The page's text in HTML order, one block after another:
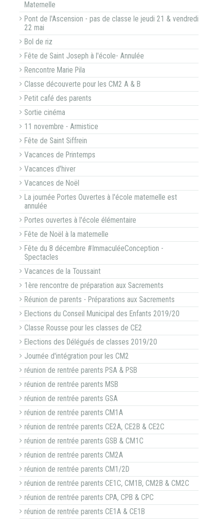
Maternelle
Pont de l'Ascension - pas de classe le jeudi 21 & vendredi
22 mai
Bol de riz
Fête de Saint Joseph à l'école- Annulée
Rencontre Marie Pila
Classe découverte pour les CM2 A & B
Petit café des parents
Sortie cinéma
11 novembre - Armistice
Fête de Saint Siffrein
Vacances de Printemps
Vacances d'hiver
Vacances de Noël
La journée Portes Ouvertes à l'école maternelle est
annulée
Portes ouvertes à l'école élémentaire
Fête de Noël à la maternelle
Fête du 8 décembre #ImmaculéeConception -
Spectacles
Vacances de la Toussaint
1ère rencontre de préparation aux Sacrements
Réunion de parents - Préparations aux Sacrements
Elections du Conseil Municipal des Enfants 2019/20
Classe Rousse pour les classes de CE2
Elections des Délégués de classes 2019/20
Journée d'intégration pour les CM2
réunion de rentrée parents PSA & PSB
réunion de rentrée parents MSB
réunion de rentrée parents GSA
réunion de rentrée parents CM1A
réunion de rentrée parents CE2A, CE2B & CE2C
réunion de rentrée parents GSB & CM1C
réunion de rentrée parents CM2A
réunion de rentrée parents CM1/2D
réunion de rentrée parents CE1C, CM1B, CM2B & CM2C
réunion de rentrée parents CPA, CPB & CPC
réunion de rentrée parents CE1A & CE1B